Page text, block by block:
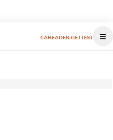
CAHEADER.GETTEST